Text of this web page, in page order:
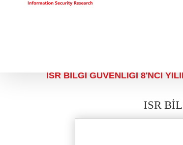
ISR BİLGİ GÜVENLİĞİ 8'NCİ
ISR